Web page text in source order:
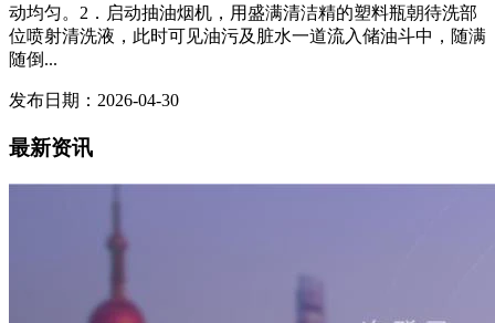
动均匀。2．启动抽油烟机，用盛满清洁精的塑料瓶朝待洗部
位喷射清洗液，此时可见油污及脏水一道流入储油斗中，随满
随倒...
发布日期：2026-04-30
最新资讯